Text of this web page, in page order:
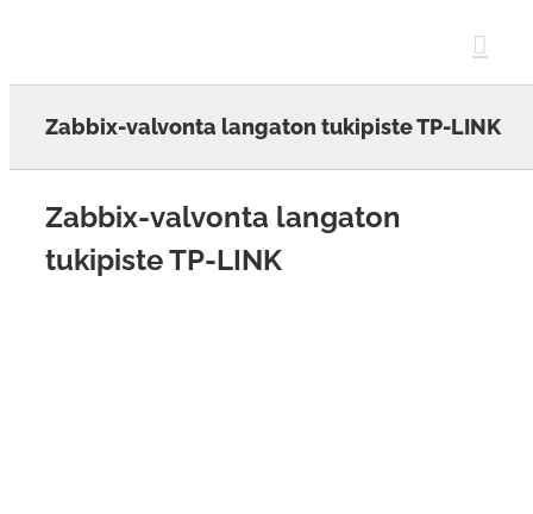
Zabbix-valvonta langaton tukipiste TP-LINK
Zabbix-valvonta langaton
tukipiste TP-LINK